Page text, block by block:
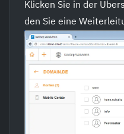
Klicken Sie in der
den Sie eine